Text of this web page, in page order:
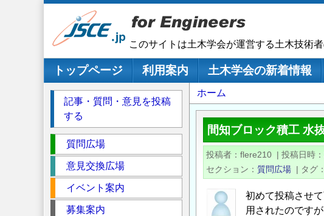
このサイトは土木学会が運営する土木技術
メインナビゲーション
トップページ 利用案内 土木学会の新着情報
パ
ン
く
ず
ホーム
間知ブロック積工 水
投稿者 flere210 | 投稿日時
セクション
質問広場 | タグ
初めて投稿させ
用されたのです
記事・質問・意見を投稿
する
ク
シ
質問広場
意見交換広場
イベント案内
募集案内